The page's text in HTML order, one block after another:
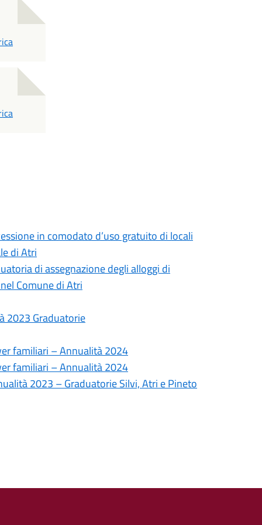
in comodato d’uso gratuito di locali
di Atri
di assegnazione degli alloggi di
Comune di Atri
2023 Graduatorie
familiari – Annualità 2024
familiari – Annualità 2024
2023 – Graduatorie Silvi, Atri e Pineto